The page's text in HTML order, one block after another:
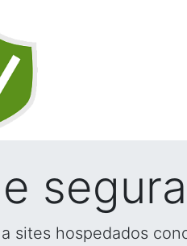
sites hospedados